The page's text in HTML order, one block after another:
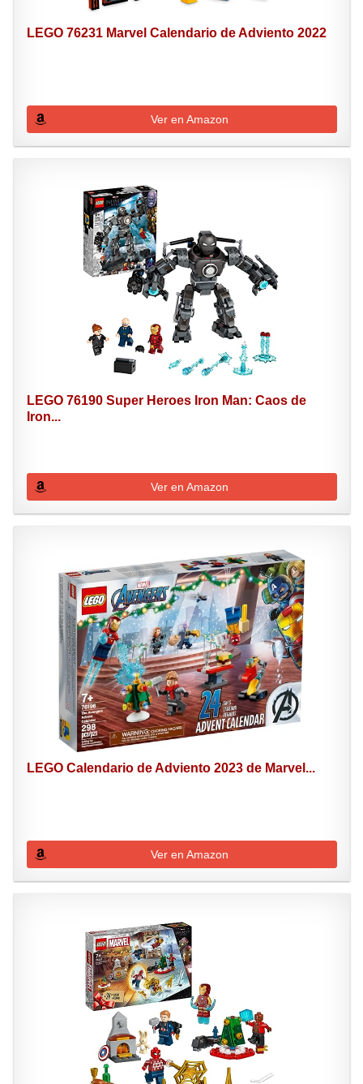
LEGO 76231 Marvel Calendario de Adviento 2022
Ver en Amazon
LEGO 76190 Super Heroes Iron Man: Caos de
Iron...
Ver en Amazon
LEGO Calendario de Adviento 2023 de Marvel...
Ver en Amazon